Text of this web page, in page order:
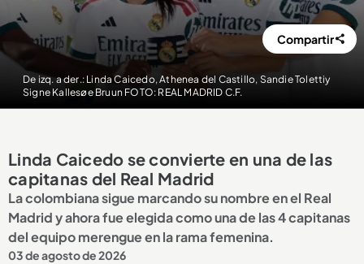
De izq. a der.: Linda Caicedo, Athenea del Castillo, Sandie Tolettiy
Signe Kallesøe Bruun FOTO: REAL MADRID C.F.
Compartir
Linda Caicedo se convierte en una de las
capitanas del Real Madrid
La colombiana sigue marcando su nombre en el Real
Madrid y ahora fue elegida como una de las 4 capitanas
del equipo merengue en la rama femenina.
03 de agosto de 2026